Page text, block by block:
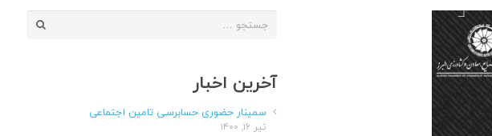
جستجو
آخرین اخبار
سمینار حضوری حسابرسی تامین اجتماعی
تیر ۱۶, ۱۴۰۰